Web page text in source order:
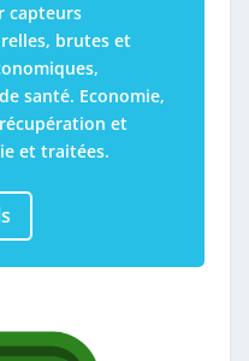
capteurs
brutes et
santé. Economie,
et
et traitées.